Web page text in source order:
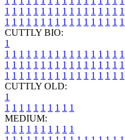
1 1 1 1 1 1 1 1 1 1 1 1 1 1 1 1 1
1 1 1 1 1 1 1 1 1 1 1 1 1 1 1 1 1
CUTTLY BIO:
1
1 1 1 1 1 1 1 1 1 1 1 1 1 1 1 1 1
1 1 1 1 1 1 1 1 1 1 1 1 1 1 1 1 1
1 1 1 1 1 1 1 1 1 1 1 1 1 1 1 1 1
CUTTLY OLD:
1
1 1 1 1 1 1 1 1 1 1
MEDIUM:
1 1 1 1 1 1 1 1 1 1